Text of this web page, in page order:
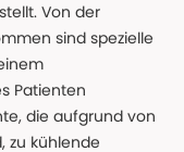
Von der
sind spezielle
Patienten
die aufgrund von
zu kühlende